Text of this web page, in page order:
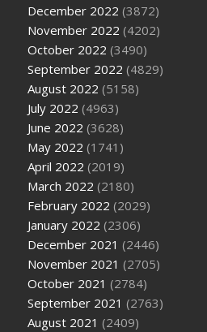
December 2022 (3872)
November 2022 (4202)
October 2022 (3490)
September 2022 (4829)
August 2022 (5158)
July 2022 (4963)
June 2022 (3628)
May 2022 (1741)
April 2022 (2019)
March 2022 (2180)
February 2022 (2029)
January 2022 (2306)
December 2021 (2446)
November 2021 (2705)
October 2021 (2784)
September 2021 (2763)
August 2021 (2409)